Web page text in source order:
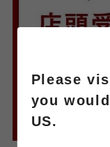
Please
you
US.